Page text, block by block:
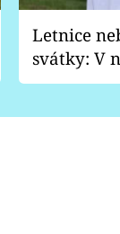
Letnice
svátky: V
pondělí